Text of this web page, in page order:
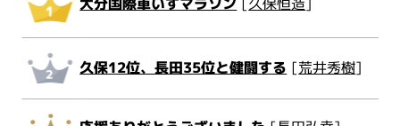
久保12位、長田35位と健闘する [荒井秀樹]